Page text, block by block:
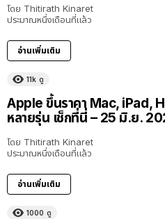
โดย Thitirath Kinaret
ประมาณหนึ่งเดือนที่แล้ว
อ่านเพิ่มเติม
11k ดู
Apple ขึ้นราคา Mac, iPad,
หลายรุ่น เช็กที่นี่ – 25 มิ.ย.
โดย Thitirath Kinaret
ประมาณหนึ่งเดือนที่แล้ว
อ่านเพิ่มเติม
1000 ดู